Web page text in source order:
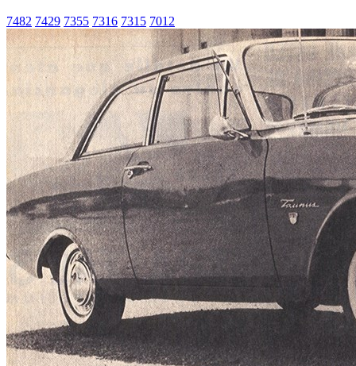
7482 7429 7355 7316 7315 7012